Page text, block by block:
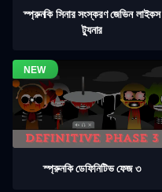
স্প্রুনকি সিনার সংস্করণ জেভিন লাইকস
ট্যুনার
স্প্রুনকি ডেফিনিটিভ ফেজ ৩